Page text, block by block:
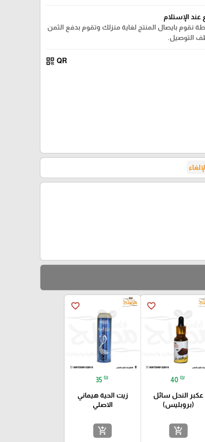
عند الإستلام
نقوم بايصال المنتج لغاية منزلك وتقوم بدفع الثمن
التوصيل.
QR
qr_code
favorite_border
40 ₪
عكبر النحل سائل
(بروبليس)
add_shopping_cart
favorite_border
35 ₪
زيت الحية هيماني
الاصلي
add_shopping_cart